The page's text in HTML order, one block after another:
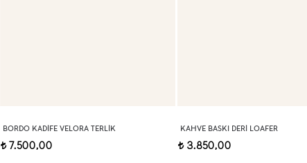
BORDO KADIFE VELORA TERLIK
t7.500,00
KAHVE BASKI DERI LOAFER
t3.850,00